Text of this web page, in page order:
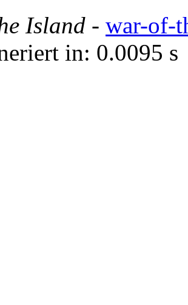
Island - war-of-
in: 0.0095 s